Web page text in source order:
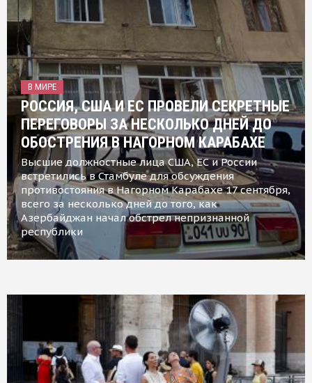
В МИРЕ
РОССИЯ, США И ЕС ПРОВЕЛИ СЕКРЕТНЫЕ
ПЕРЕГОВОРЫ ЗА НЕСКОЛЬКО ДНЕЙ ДО
ОБОСТРЕНИЯ В НАГОРНОМ КАРАБАХЕ
Высшие должностные лица США, ЕС и России
встретились в Стамбуле для обсуждения
противостояния в Нагорном Карабахе 17 сентября,
всего за несколько дней до того, как
Азербайджан начал обстрел непризнанной
республики